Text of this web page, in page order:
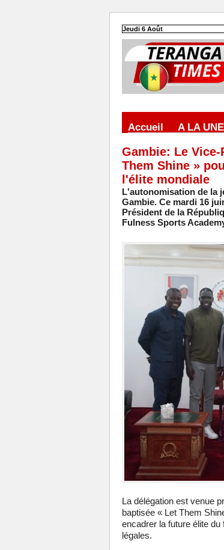
Jeudi 6 Août
Accueil A LA UNE
Gambie: Le
Them Shine »
l'élite mondiale
L'autonomisation de la
Gambie. Ce mardi 16
Président de la
Fulness Sports
La délégation est venue
baptisée « Let Them
encadrer la future élite
légales.